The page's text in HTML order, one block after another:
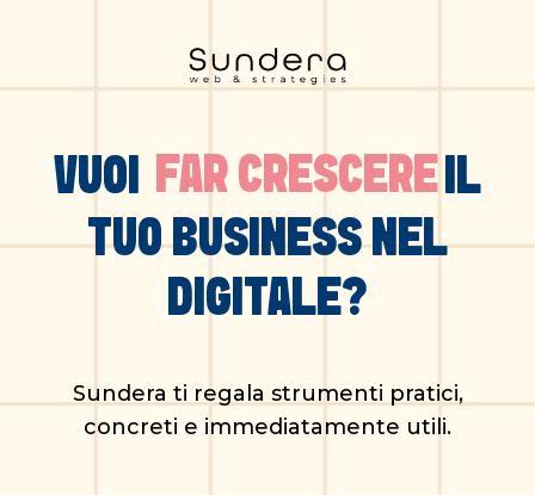
VUOI FAR CRESCEREIL
TUO BUSINESS NEL
DIGITALE?
Sundera ti regala strumenti pratici,
concreti e immediatamente utili.